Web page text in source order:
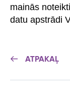
mainās
datu apstrādi
ATPAKAĻ